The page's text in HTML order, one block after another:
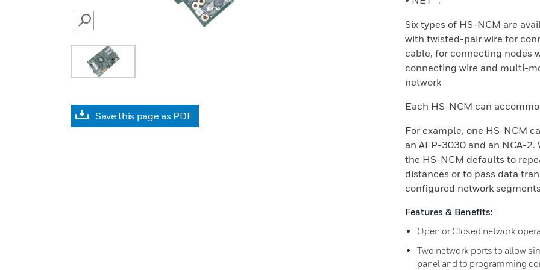
SEARCH
Save this page as PDF
Six types of HS-NCM are
with twisted-pair wire for
cable, for connecting nodes
connecting wire and multi-
network
Each HS-NCM can
For example, one HS-NCM
an AFP-3030 and an NCA-
the HS-NCM defaults to
distances or to pass data
configured network
Features & Benefits:
Open or Closed network
Two network ports to allow
panel and to programming